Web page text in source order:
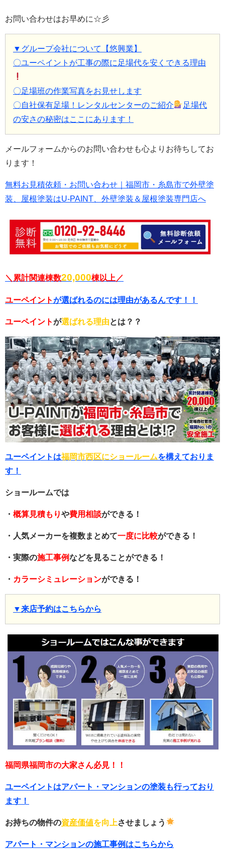
お問い合わせはお早めに☆彡
▼グループ会社について【悠興業】
〇ユーペイントが工事の際に足場代を安くできる理由
〇足場班の作業写真をお見せします
〇自社保有足場！レンタルセンターのご紹介
足場代
の安さの秘密はここにあります！
メールフォームからのお問い合わせも心よりお待ちしてお
ります！
無料お見積依頼・お問い合わせ｜福岡市・糸島市で外壁塗
装、屋根塗装はU-PAINT、外壁塗装＆屋根塗装専門店へ
＼累計関連棟数20,000棟以上／
ユーペイントが選ばれるのには理由があるんです！！
ユーペイントが選ばれる理由とは？？
ユーペイントは福岡市西区にショールームを構えておりま
す！
ショールームでは
・ 概算見積もりや費用相談ができる！
・人気メーカーを複数まとめて一度に比較ができる！
・実際の施工事例などを見ることができる！
・ カラーシミュレーションができる！
▼来店予約はこちらから
福岡県福岡市の大家さん必見！！
ユーペイントはアパート・マンションの塗装も行っており
ます！
お持ちの物件の資産価値を向上させましょう
アパート・マンションの施工事例はこちらから